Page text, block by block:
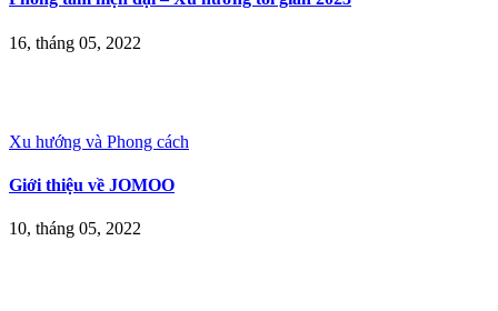
16, tháng 05, 2022
Xu hướng và Phong cách
Giới thiệu về JOMOO
10, tháng 05, 2022